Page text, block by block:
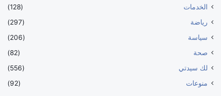
الخدمات
(128)
رياضة
(297)
سياسة
(206)
صحة
(82)
لك سيدتي
(556)
منوعات
(92)